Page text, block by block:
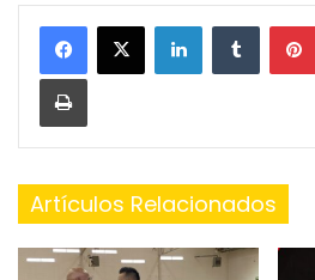
LinkedInTumblr
Print
Artículos Relacionados